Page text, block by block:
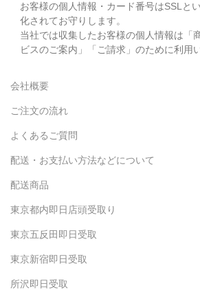
お客様の個人情報・カード番号はSSLと
化されてお守りします。
当社では収集したお客様の個人情報は「
ビスのご案内」「ご請求」のために利用
会社概要
ご注文の流れ
よくあるご質問
配送・お支払い方法などについて
配送商品
東京都内即日店頭受取り
東京五反田即日受取
東京新宿即日受取
所沢即日受取